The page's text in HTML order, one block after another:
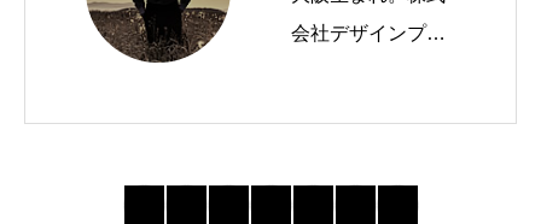
会社デザインプラ
Dを運営したり、